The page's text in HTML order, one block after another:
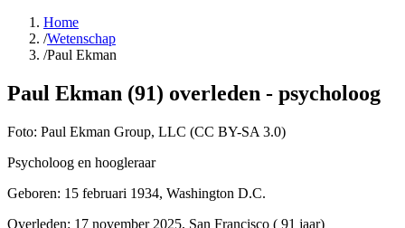
Home
/Wetenschap
/Paul Ekman
Paul Ekman (91) overleden - psycholoog
Foto: Paul Ekman Group, LLC (CC BY-SA 3.0)
Psycholoog en hoogleraar
Geboren: 15 februari 1934, Washington D.C.
Overleden: 17 november 2025, San Francisco ( 91 jaar)